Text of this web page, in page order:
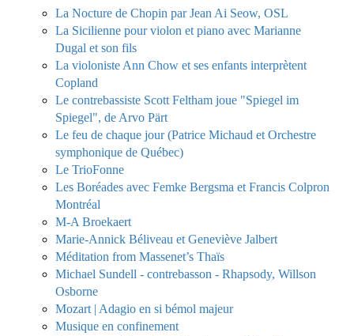
La Nocture de Chopin par Jean Ai Seow, OSL
La Sicilienne pour violon et piano avec Marianne
Dugal et son fils
La violoniste Ann Chow et ses enfants interprètent
Copland
Le contrebassiste Scott Feltham joue "Spiegel im
Spiegel", de Arvo Pärt
Le feu de chaque jour (Patrice Michaud et Orchestre
symphonique de Québec)
Le TrioFonne
Les Boréades avec Femke Bergsma et Francis Colpron
Montréal
M-A Broekaert
Marie-Annick Béliveau et Geneviève Jalbert
Méditation from Massenet’s Thaïs
Michael Sundell - contrebasson - Rhapsody, Willson
Osborne
Mozart | Adagio en si bémol majeur
Musique en confinement